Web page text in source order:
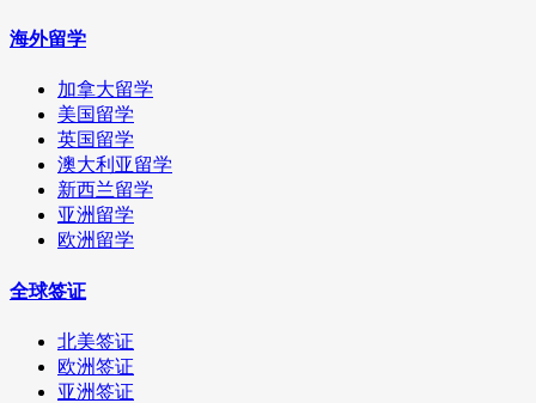
海外留学
加拿大留学
美国留学
英国留学
澳大利亚留学
新西兰留学
亚洲留学
欧洲留学
全球签证
北美签证
欧洲签证
亚洲签证